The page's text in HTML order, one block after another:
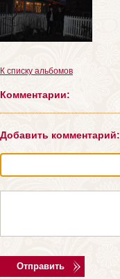
К списку альбомов
Комментарии:
Добавить комментарий: